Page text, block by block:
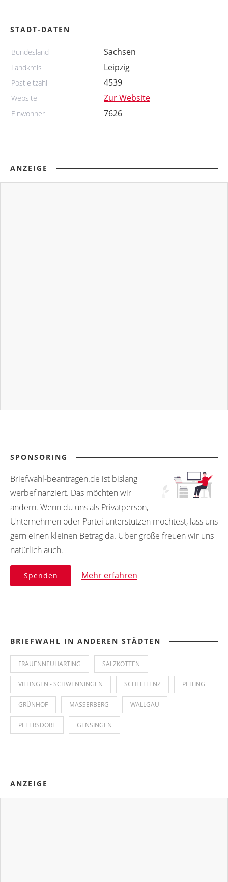
STADT-DATEN
Bundesland Sachsen
Landkreis Leipzig
Postleitzahl 4539
Website Zur Website
Einwohner 7626
ANZEIGE
SPONSORING
Briefwahl-beantragen.de ist bislang
werbefinanziert. Das möchten wir
ändern. Wenn du uns als Privatperson,
Unternehmen oder Partei unterstützen möchtest, lass uns
gern einen kleinen Betrag da. Über große freuen wir uns
natürlich auch.
Spenden Mehr erfahren
BRIEFWAHL IN ANDEREN STÄDTEN
FRAUENNEUHARTING SALZKOTTEN
VILLINGEN - SCHWENNINGEN SCHEFFLENZ PEITING
GRÜNHOF MASSERBERG WALLGAU
PETERSDORF GENSINGEN
ANZEIGE